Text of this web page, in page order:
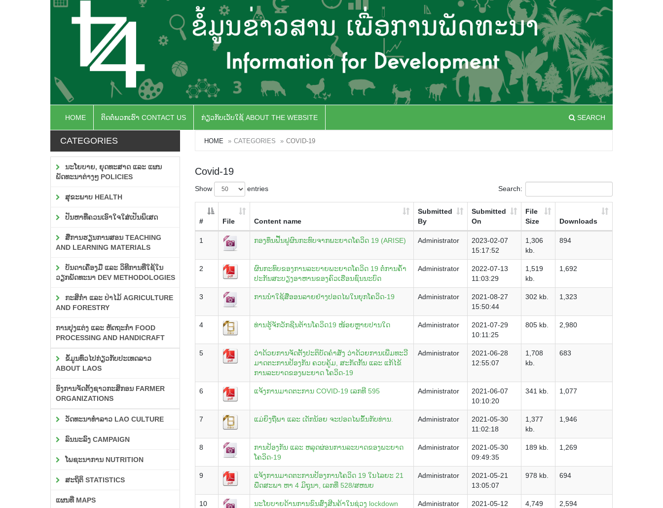
HOME ຕິດຕໍ່ພວກເຮົາ CONTACT US ກ່ຽວກັບເວັບໃຊ້ ABOUT THE WEBSITE SEARCH
CATEGORIES
ນະໂຍບາຍ, ຍຸດທະສາດ ແລະ ແຜນ
ພັດທະນາຕ່າງໆ POLICIES
ສຸຂະພາບ HEALTH
ປັນຫາທີ່ຄວນເອົາໃຈໃສ່ເປັນພິເສດ
ສື່ການຮຽນການສອນ TEACHING
AND LEARNING MATERIALS
ບັນດາເຄື່ອງມື ແລະ ວິທີການທີ່ໃຊ້ໃນ
ວຽກພັດທະນາ DEV METHODOLOGIES
ກະສິກຳ ແລະ ປ່າໄມ້ AGRICULTURE
AND FORESTRY
ການປຸງແຕ່ງ ແລະ ຫັດຖະກຳ FOOD
PROCESSING AND HANDICRAFT
ຂໍ້ມູນທົ່ວໄປກ່ຽວກັບປະເທດລາວ
ABOUT LAOS
ອົງການຈັດຕັ້ງຊາວກະສິກອນ FARMER
ORGANIZATIONS
ວັດທະນາທຳລາວ LAO CULTURE
ລົນນະລົງ CAMPAIGN
ໂພຊະນາການ NUTRITION
ສະຖິຕິ STATISTICS
ແຜນທີ່ MAPS
HOME CATEGORIES COVID-19
Covid-19
Show entries Search:
# File Content name
Submitted
By
Submitted
On
File
Size
Downloads
1 ກອງທຶນຟື້ນຟູຜົນກະທົບຈາກພະຍາດໂຄວິດ 19 (ARISE) Administrator
2023-02-07
15:17:52
1,306
kb.
894
2
ຜົນກະທົບຂອງການລະບາຍພະຍາດໂຄວິດ 19 ຕໍ່ການຄໍໍ້າ
ປະກັນສະບຽງອາຫານຂອງຄົວເຮືອນຊົນນະບົດ
Administrator
2022-07-13
11:03:29
1,519
kb.
1,692
3 ການນຳໃຊ້ສື່ອອນລາຍຢ່າງປອດໄພໃນຍຸກໂຄວິດ-19 Administrator
2021-08-27
15:50:44
302 kb. 1,323
4 ທ່ານຮູ້ຈັກວັກຊີນຕ້ານໂຄວິດ19 ໜ້ອຍຫຼາຍປານໃດ Administrator
2021-07-29
10:11:25
805 kb. 2,980
5
ວ່າດ້ວຍການຈັດຕັ້ງປະຕິບັດຄຳສັ່ງ ວ່າດ້ວຍການເພີ່ມທະວີ
ມາດຕະການປ້ອງກັນ ຄວບຄູ້ມ, ສະກັດກັ້ນ ແລະ ແກ້ໄຂ້
ການລະບາດຂອງພະຍາດ ໂຄວິດ-19
Administrator
2021-06-28
12:55:07
1,708
kb.
683
6 ແຈ້ງການມາດຕະການ COVID-19 ເລກທີ 595 Administrator
2021-06-07
10:10:20
341 kb. 1,077
7 ແມ່ຍິງຖືພາ ແລະ ເດັກນ້ອຍ ຈະປອດໄພຂຶ້ນກັບທ່ານ. Administrator
2021-05-30
11:02:18
1,377
kb.
1,946
8
ການປ້ອງກັນ ແລະ ຫລຸດຜ່ອນການລະບາດຂອງພະຍາດ
ໂຄວິດ-19
Administrator
2021-05-30
09:49:35
189 kb. 1,269
9
ແຈ້ງການມາດຕະການປ້ອງການໂຄວິດ 19 ໃນໄລຍະ 21
ພືດສະພາ ຫາ 4 ມິຖຸນາ, ເລກທີ່ 528/ສຫນຍ
Administrator
2021-05-21
13:05:07
978 kb. 694
10 ນະໂຍບາຍດ້ານການຂົນສົ່ງສີນຄ້າໃນຊ່ວງ lockdown Administrator
2021-05-12
4,749
2,594